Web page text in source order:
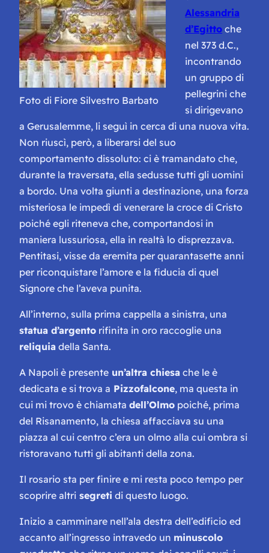
Foto di Fiore Silvestro Barbato
Alessandria
d’Egitto che
nel 373 d.C.,
incontrando
un gruppo di
pellegrini che
si dirigevano
a Gerusalemme, li seguì in cerca di una nuova vita.
Non riuscì, però, a liberarsi del suo
comportamento dissoluto: ci è tramandato che,
durante la traversata, ella sedusse tutti gli uomini
a bordo. Una volta giunti a destinazione, una forza
misteriosa le impedì di venerare la croce di Cristo
poiché egli riteneva che, comportandosi in
maniera lussuriosa, ella in realtà lo disprezzava.
Pentitasi, visse da eremita per quarantasette anni
per riconquistare l’amore e la fiducia di quel
Signore che l’aveva punita.
All’interno, sulla prima cappella a sinistra, una
statua d’argento rifinita in oro raccoglie una
reliquia della Santa.
A Napoli è presente un’altra chiesa che le è
dedicata e si trova a Pizzofalcone, ma questa in
cui mi trovo è chiamata dell’Olmo poiché, prima
del Risanamento, la chiesa affacciava su una
piazza al cui centro c’era un olmo alla cui ombra si
ristoravano tutti gli abitanti della zona.
Il rosario sta per finire e mi resta poco tempo per
scoprire altri segreti di questo luogo.
Inizio a camminare nell’ala destra dell’edificio ed
accanto all’ingresso intravedo un minuscolo